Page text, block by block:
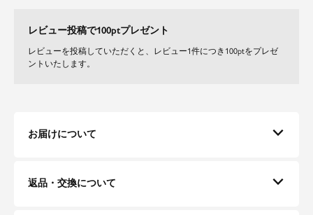
ます。レビュー投稿で100ptプレゼント
レビューを投稿していただくと、レビュー1件につき100ptをプレゼ
ントいたします。
お届けについて
返品・交換について